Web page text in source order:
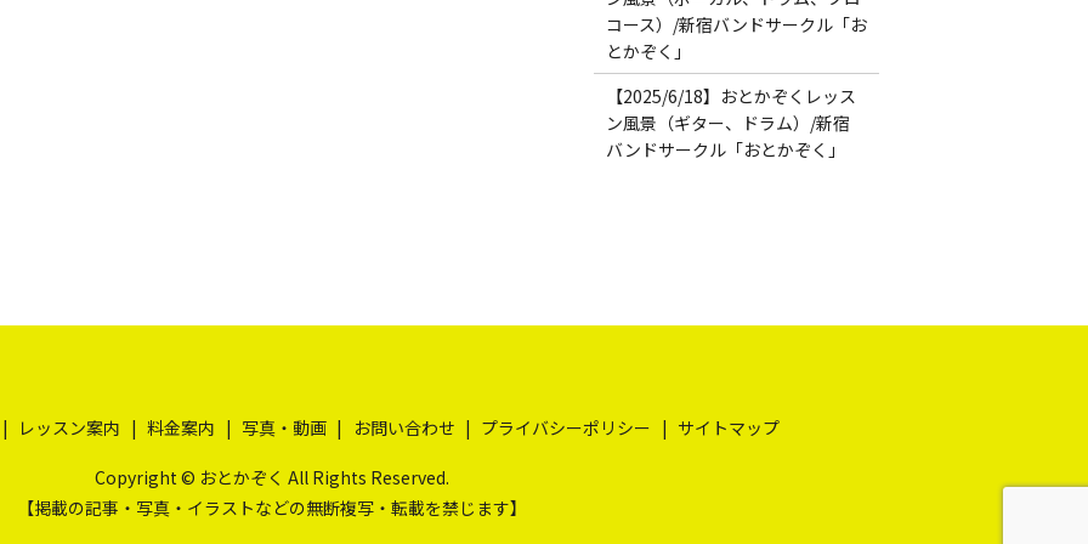
コース）/新宿バンドサークル「お
とかぞく」
【2025/6/18】おとかぞくレッス
ン風景（ギター、ドラム）/新宿
バンドサークル「おとかぞく」
レッスン案内 料金案内 写真・動画 お問い合わせ プライバシーポリシー サイトマップ
Copyright © おとかぞく All Rights Reserved.
【掲載の記事・写真・イラストなどの無断複写・転載を禁じます】